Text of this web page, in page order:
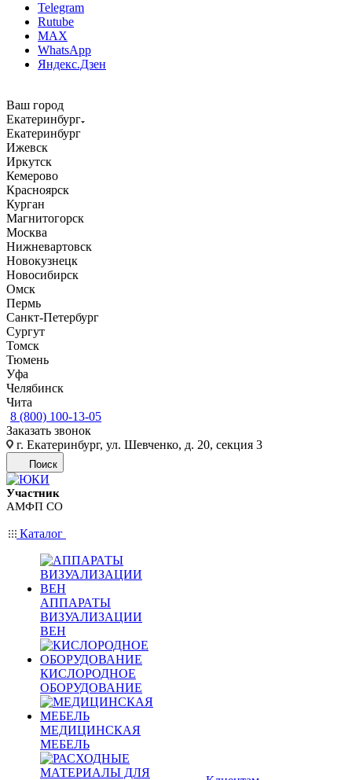
Telegram
Rutube
MAX
WhatsApp
Яндекс.Дзен
Ваш город
Екатеринбург
Екатеринбург
Ижевск
Иркутск
Кемерово
Красноярск
Курган
Магнитогорск
Москва
Нижневартовск
Новокузнецк
Новосибирск
Омск
Пермь
Санкт-Петербург
Сургут
Томск
Тюмень
Уфа
Челябинск
Чита
8 (800) 100-13-05
Заказать звонок
г. Екатеринбург, ул. Шевченко, д. 20, секция 3
Поиск
Участник
АМФП СО
Каталог
АППАРАТЫ
ВИЗУАЛИЗАЦИИ
ВЕН
КИСЛОРОДНОЕ
ОБОРУДОВАНИЕ
МЕДИЦИНСКАЯ
МЕБЕЛЬ